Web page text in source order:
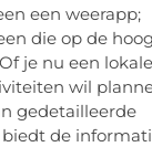
een weerapp;
die op de
je nu een lokale
wil
gedetailleerde
de